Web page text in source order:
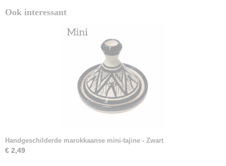
Ook interessant
Handgeschilderde marokkaanse mini-tajine - Zwart
€ 2,49